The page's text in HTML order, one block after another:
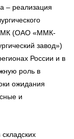
– реализация
ММК (ОАО «ММК-
завод»)
России и в
роль в
ожидания
и